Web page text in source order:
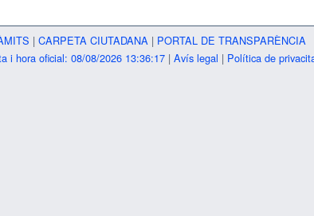
| CARPETA CIUTADANA | PORTAL DE TRANSPARÈNCIA
i hora oficial: 08/08/2026 13:36:17 | Avís legal | Política de